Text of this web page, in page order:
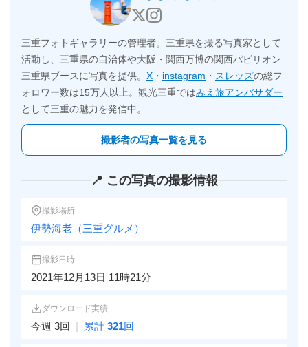
三重フォトギャラリーの管理者。三重県を撮る写真家として
活動し、三重県の自治体や大阪・関西万博の関西パビリオン
三重県ブースに写真を提供。 X ・ instagram ・ スレッズの総フ
ォロワー数は15万人以上。観光三重ではみえ旅アンバサダー
として三重の魅力を発信中。
撮影者の写真一覧を見る
📍 この写真の撮影情報
撮影場所
伊勢海老（三重グルメ）
撮影日時
2021年12月13日 11時21分
ダウンロード実績
今週 3回 | 累計 321回